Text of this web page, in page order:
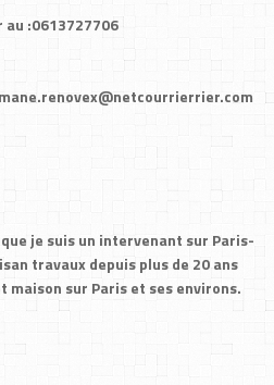
au :0613727706
je suis un intervenant sur Paris-
travaux depuis plus de 20 ans
sur Paris et ses environs.